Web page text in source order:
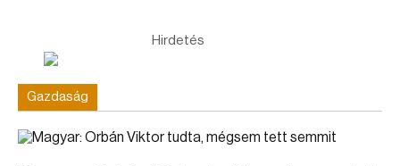
Hirdetés
Gazdaság